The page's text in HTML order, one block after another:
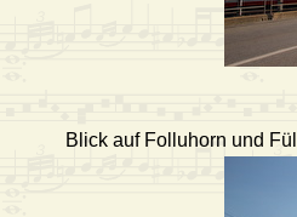
Blick auf Folluhorn und